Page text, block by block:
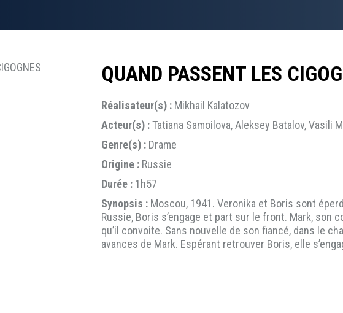
QUAND PASSENT LES
Réalisateur(s) : Mikhail Kalatozov
Acteur(s) :Tatiana Samoilova, Aleksey Batalov, Vasili
Genre(s) : Drame
Origine : Russie
Durée : 1h57
Synopsis : Moscou, 1941. Veronika et Boris sont
Russie, Boris s’engage et part sur le front. Mark, son
qu’il convoite. Sans nouvelle de son fiancé, dans le
avances de Mark. Espérant retrouver Boris, elle